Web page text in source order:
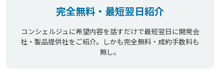
完全無料・最短翌日紹介
コンシェルジュに希望内容を話すだけで最短翌日に開発会
社・製品提供社をご紹介。しかも完全無料・成約手数料も
無し。